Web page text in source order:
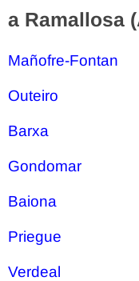
a Ramallosa
Mañofre-Fontan
Outeiro
Barxa
Gondomar
Baiona
Priegue
Verdeal